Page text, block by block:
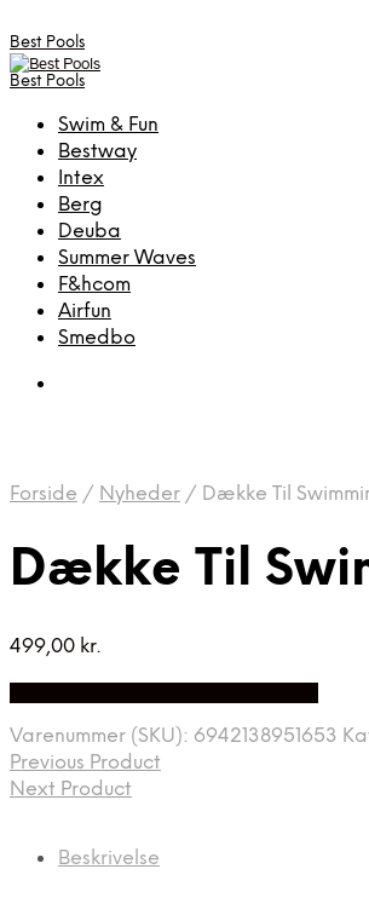
Best Pools
Best Pools
Swim & Fun
Bestway
Intex
Berg
Deuba
Summer Waves
F&hcom
Airfun
Smedbo
Forside / Nyheder / Dække Til
Dække Til
499,00 kr.
Varenummer (SKU): 6942138951653
Previous Product
Next Product
Beskrivelse